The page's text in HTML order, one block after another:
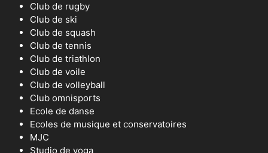
Club de rugby
Club de ski
Club de squash
Club de tennis
Club de triathlon
Club de voile
Club de volleyball
Club omnisports
Ecole de danse
Ecoles de musique et conservatoires
MJC
Studio de yoga